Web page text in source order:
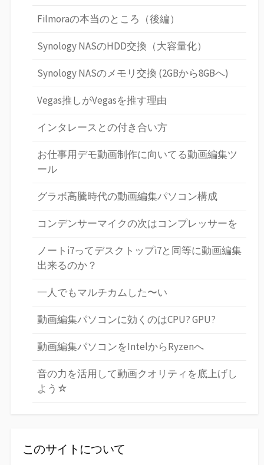
Filmoraの本当のところ（後編）
Synology NASのHDD交換（大容量化）
Synology NASのメモリ交換 (2GBから8GBへ)
Vegas推しがVegasを推す理由
インタレースとの付き合い方
お仕事用デモ動画制作に向いてる動画編集ツ
ール
グラボ高騰時代の動画編集パソコン構成
コンデンサーマイクの次はコンプレッサーを
ノートi7ってデスクトップi7と同等に動画編集
出来るのか？
一人でもマルチカムした〜い
動画編集パソコンに効くのはCPU? GPU?
動画編集パソコンをIntelからRyzenへ
音の力を活用して動画クオリティを底上げし
よう☆
このサイトについて